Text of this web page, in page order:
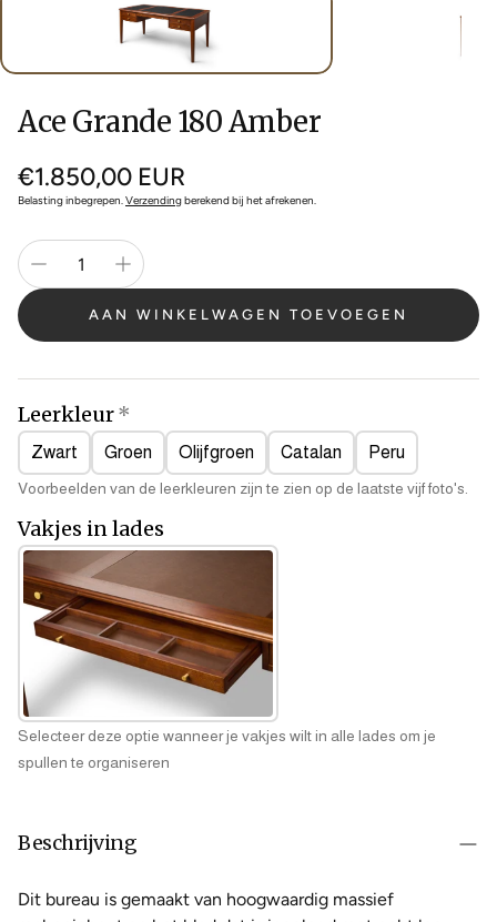
Ace Grande 180 Amber
Normale
prijs
€1.850,00 EUR
Belasting inbegrepen.Verzendingberekend bij het afrekenen.
AAN WINKELWAGEN TOEVOEGEN
Leerkleur
Zwart Groen Olijfgroen Catalan Peru
Voorbeelden van de leerkleuren zijn te zien op de laatste vijf foto's.
Vakjes in lades
Selecteer deze optie wanneer je vakjes wilt in alle lades om je
spullen te organiseren
Beschrijving
Dit bureau is gemaakt van hoogwaardig massief